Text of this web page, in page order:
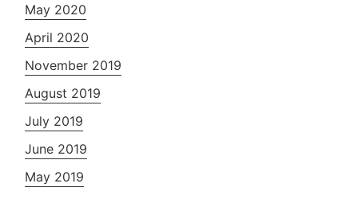
May 2020
April 2020
November 2019
August 2019
July 2019
June 2019
May 2019